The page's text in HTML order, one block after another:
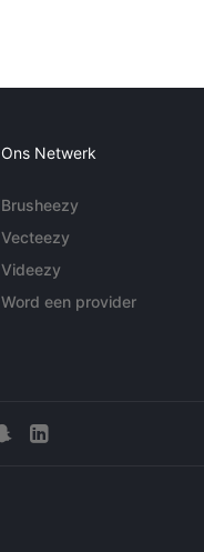
Ons Netwerk
Brusheezy
Vecteezy
Videezy
Word een provider